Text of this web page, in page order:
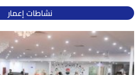
نشاطات إعمار